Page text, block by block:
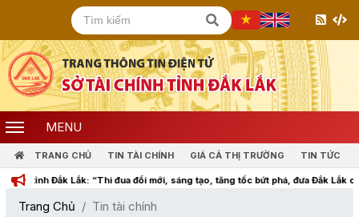
MENU
TRANG CHỦ TIN TÀI CHÍNH GIÁ CẢ THỊ TRƯỜNG TIN TỨC
Đắk Lắk: “Thi đua đổi mới, sáng tạo, tăng tốc bứt phá, đưa Đắk Lắk cùng cả
Trang Chủ Tin tài chính